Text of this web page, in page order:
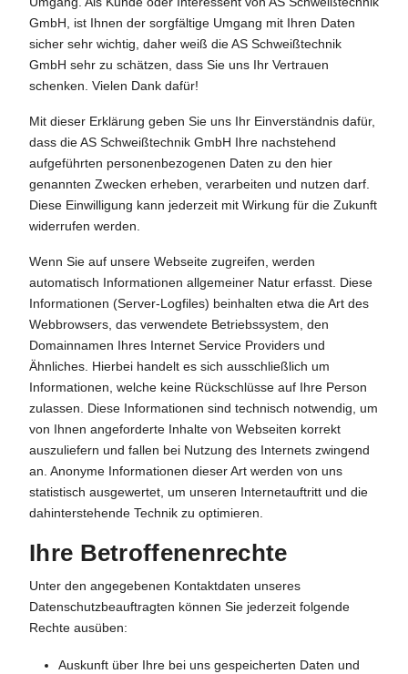
GmbH, ist Ihnen der sorgfältige Umgang mit Ihren Daten
sicher sehr wichtig, daher weiß die AS Schweißtechnik
GmbH sehr zu schätzen, dass Sie uns Ihr Vertrauen
schenken. Vielen Dank dafür!
Mit dieser Erklärung geben Sie uns Ihr Einverständnis dafür,
dass die AS Schweißtechnik GmbH Ihre nachstehend
aufgeführten personenbezogenen Daten zu den hier
genannten Zwecken erheben, verarbeiten und nutzen darf.
Diese Einwilligung kann jederzeit mit Wirkung für die Zukunft
widerrufen werden.
Wenn Sie auf unsere Webseite zugreifen, werden
automatisch Informationen allgemeiner Natur erfasst. Diese
Informationen (Server-Logfiles) beinhalten etwa die Art des
Webbrowsers, das verwendete Betriebssystem, den
Domainnamen Ihres Internet Service Providers und
Ähnliches. Hierbei handelt es sich ausschließlich um
Informationen, welche keine Rückschlüsse auf Ihre Person
zulassen. Diese Informationen sind technisch notwendig, um
von Ihnen angeforderte Inhalte von Webseiten korrekt
auszuliefern und fallen bei Nutzung des Internets zwingend
an. Anonyme Informationen dieser Art werden von uns
statistisch ausgewertet, um unseren Internetauftritt und die
dahinterstehende Technik zu optimieren.
Ihre Betroffenenrechte
Unter den angegebenen Kontaktdaten unseres
Datenschutzbeauftragten können Sie jederzeit folgende
Rechte ausüben:
Auskunft über Ihre bei uns gespeicherten Daten und